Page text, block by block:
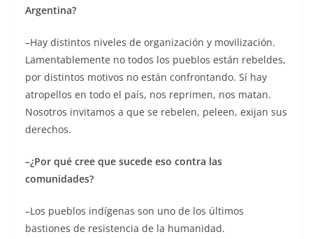
Argentina?
–Hay distintos niveles de organización y movilización.
Lamentablemente no todos los pueblos están rebeldes,
por distintos motivos no están confrontando. Sí hay
atropellos en todo el país, nos reprimen, nos matan.
Nosotros invitamos a que se rebelen, peleen, exijan sus
derechos.
–¿Por qué cree que sucede eso contra las
comunidades?
–Los pueblos indígenas son uno de los últimos
bastiones de resistencia de la humanidad.